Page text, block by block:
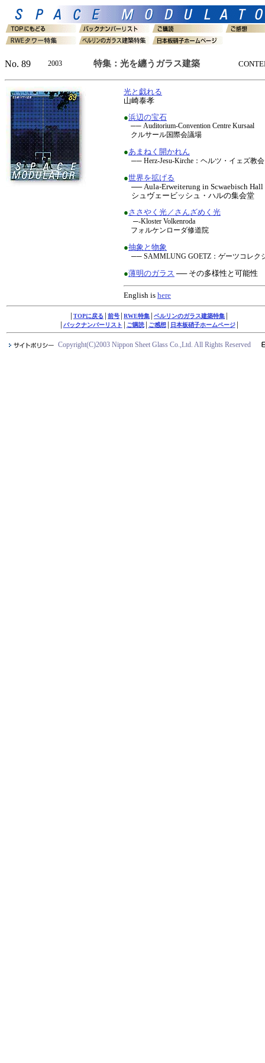
No. 89 2003 特集：光を纏うガラス建築
光と戯れる
山崎泰孝
●浜辺の宝石
── Auditorium-Convention Centre Kursaal
クルサール国際会議場
●あまねく開かれん
── Herz-Jesu-Kirche：ヘルツ・イェズ教会
●世界を拡げる
── Aula-Erweiterung in Scwaebisch Hall
シュヴェービッシュ・ハルの集会堂
●ささやく光／さんざめく光
─-Kloster Volkenroda
フォルケンローダ修道院
●抽象と物象
── SAMMLUNG GOETZ：ゲーツコレク
●薄明のガラス ── その多様性と可能性
English is here
TOPに戻る 前号 RWE特集 ベルリンのガラス建築特集
バックナンバーリスト ご購読│ ご感想│ 日本板硝子ホームページ│
Copyright(C)2003 Nippon Sheet Glass Co.,Ltd. All Rights Reserved